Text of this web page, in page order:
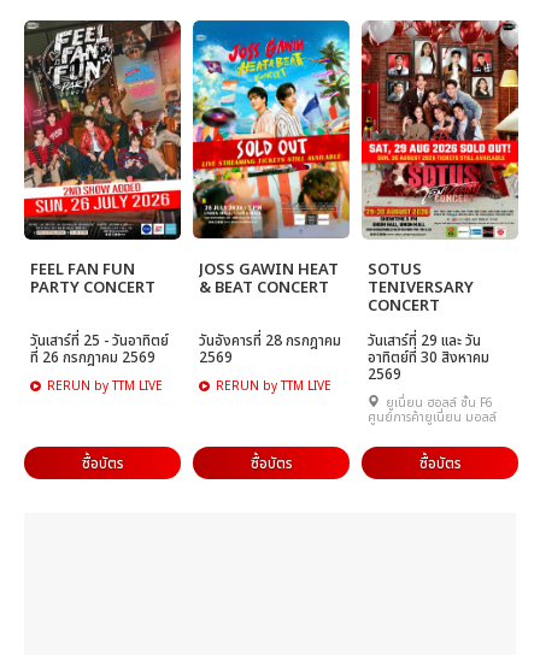
FEEL FAN FUN
PARTY CONCERT
วันเสาร์ที่ 25 - วันอาทิตย์
ที่ 26 กรกฎาคม 2569
RERUN by TTM LIVE
ซื้อบัตร
JOSS GAWIN HEAT
& BEAT CONCERT
วันอังคารที่ 28 กรกฎาคม
2569
RERUN by TTM LIVE
ซื้อบัตร
SOTUS
TENIVERSARY
CONCERT
วันเสาร์ที่ 29 และ วัน
อาทิตย์ที่ 30 สิงหาคม
2569
ยูเนี่ยน ฮอลล์ ชั้น F6
ศูนย์การค้ายูเนี่ยน มอลล์
ซื้อบัตร